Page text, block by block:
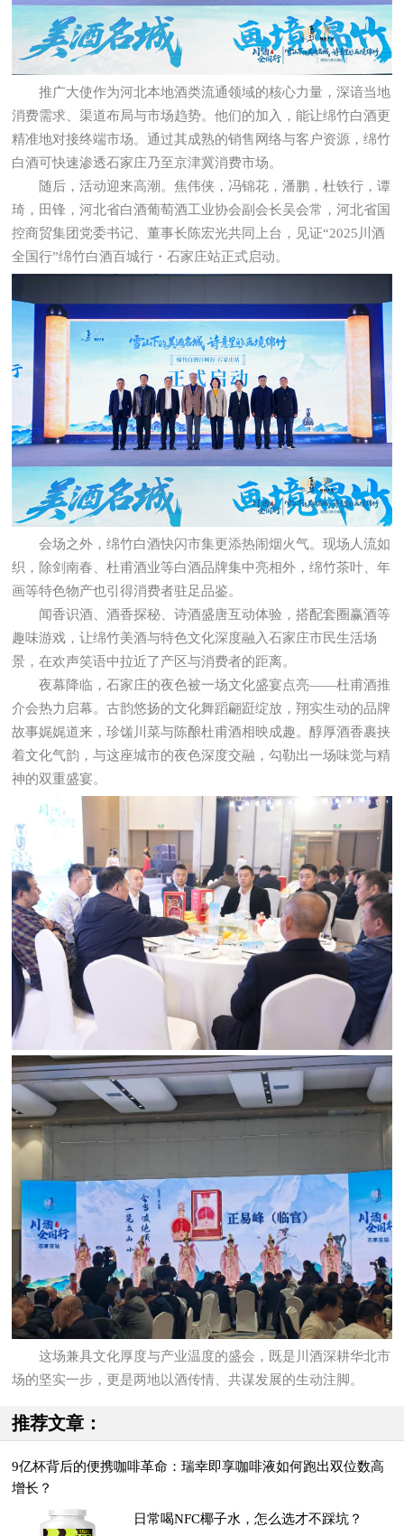
推广大使作为河北本地酒类流通领域的核心力量，深谙当地
消费需求、渠道布局与市场趋势。他们的加入，能让绵竹白酒更
精准地对接终端市场。通过其成熟的销售网络与客户资源，绵竹
白酒可快速渗透石家庄乃至京津冀消费市场。
随后，活动迎来高潮。焦伟侠，冯锦花，潘鹏，杜铁行，谭
琦，田锋，河北省白酒葡萄酒工业协会副会长吴会常，河北省国
控商贸集团党委书记、董事长陈宏光共同上台，见证“2025川酒
全国行”绵竹白酒百城行・石家庄站正式启动。
会场之外，绵竹白酒快闪市集更添热闹烟火气。现场人流如
织，除剑南春、杜甫酒业等白酒品牌集中亮相外，绵竹茶叶、年
画等特色物产也引得消费者驻足品鉴。
闻香识酒、酒香探秘、诗酒盛唐互动体验，搭配套圈赢酒等
趣味游戏，让绵竹美酒与特色文化深度融入石家庄市民生活场
景，在欢声笑语中拉近了产区与消费者的距离。
夜幕降临，石家庄的夜色被一场文化盛宴点亮——杜甫酒推
介会热力启幕。古韵悠扬的文化舞蹈翩跹绽放，翔实生动的品牌
故事娓娓道来，珍馐川菜与陈酿杜甫酒相映成趣。醇厚酒香裹挟
着文化气韵，与这座城市的夜色深度交融，勾勒出一场味觉与精
神的双重盛宴。
这场兼具文化厚度与产业温度的盛会，既是川酒深耕华北市
场的坚实一步，更是两地以酒传情、共谋发展的生动注脚。
推荐文章：
9亿杯背后的便携咖啡革命：瑞幸即享咖啡液如何跑出双位数高
增长？
日常喝NFC椰子水，怎么选才不踩坑？